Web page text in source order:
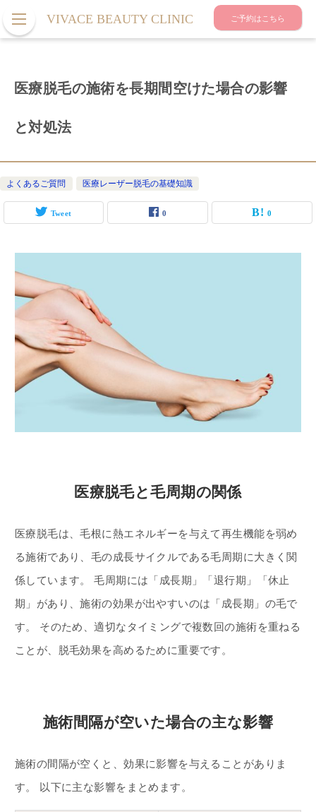
VIVACE BEAUTY CLINIC ご予約はこちら
医療脱毛の施術を長期間空けた場合の影響
と対処法
よくあるご質問 医療レーザー脱毛の基礎知識
Tweet 0 0
医療脱毛と毛周期の関係
医療脱毛は、毛根に熱エネルギーを与えて再生機能を弱め
る施術であり、毛の成長サイクルである毛周期に大きく関
係しています。 毛周期には「成長期」「退行期」「休止
期」があり、施術の効果が出やすいのは「成長期」の毛で
す。 そのため、適切なタイミングで複数回の施術を重ねる
ことが、脱毛効果を高めるために重要です。
施術間隔が空いた場合の主な影響
施術の間隔が空くと、効果に影響を与えることがありま
す。 以下に主な影響をまとめます。